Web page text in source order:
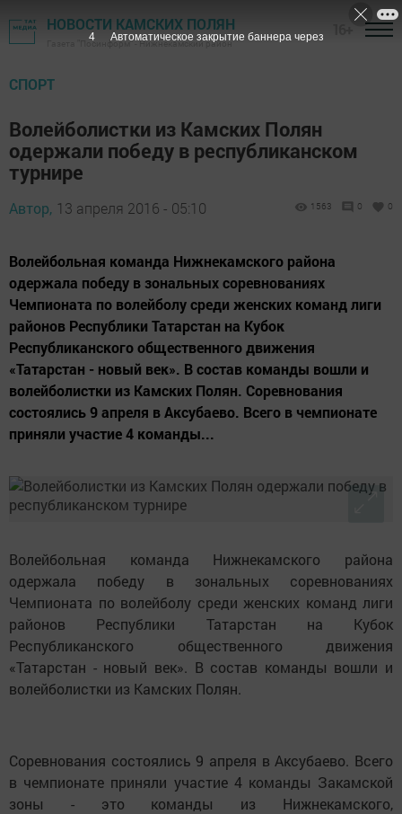
НОВОСТИ КАМСКИХ ПОЛЯН
Газета "Посинформ" - Нижнекамский район
СПОРТ
Волейболистки из Камских Полян
одержали победу в республиканском
турнире
Автор, 13 апреля 2016 - 05:10 1563 0 0
Волейбольная команда Нижнекамского района
одержала победу в зональных соревнованиях
Чемпионата по волейболу среди женских команд лиги
районов Республики Татарстан на Кубок
Республиканского общественного движения
«Татарстан - новый век». В состав команды вошли и
волейболистки из Камских Полян. Соревнования
состоялись 9 апреля в Аксубаево. Всего в чемпионате
приняли участие 4 команды...
Волейбольная команда Нижнекамского района
одержала победу в зональных соревнованиях
Чемпионата по волейболу среди женских команд лиги
районов Республики Татарстан на Кубок
Республиканского общественного движения
«Татарстан - новый век». В состав команды вошли и
волейболистки из Камских Полян.
Соревнования состоялись 9 апреля в Аксубаево. Всего
в чемпионате приняли участие 4 команды Закамской
зоны - это команды из Нижнекамского,
3 Автоматическое закрытие баннера через